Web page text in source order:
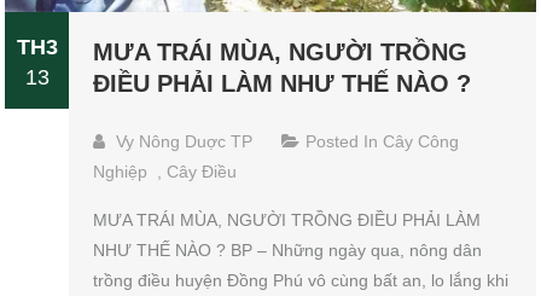
TH3
13
MƯA TRÁI MÙA, NGƯỜI TRỒNG
ĐIỀU PHẢI LÀM NHƯ THẾ NÀO ?
Vy Nông Duợc TP Posted In Cây Công
Nghiệp
, Cây Điều
MƯA TRÁI MÙA, NGƯỜI TRỒNG ĐIỀU PHẢI LÀM
NHƯ THẾ NÀO ? BP – Những ngày qua, nông dân
trồng điều huyện Đồng Phú vô cùng bất an, lo lắng khi